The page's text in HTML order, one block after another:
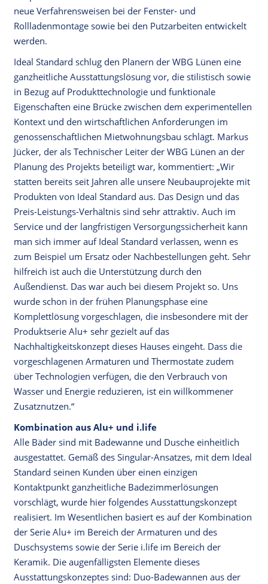
neue Verfahrensweisen bei der Fenster- und
Rollladenmontage sowie bei den Putzarbeiten entwickelt
werden.
Ideal Standard schlug den Planern der WBG Lünen eine
ganzheitliche Ausstattungslösung vor, die stilistisch sowie
in Bezug auf Produkttechnologie und funktionale
Eigenschaften eine Brücke zwischen dem experimentellen
Kontext und den wirtschaftlichen Anforderungen im
genossenschaftlichen Mietwohnungsbau schlägt. Markus
Jücker, der als Technischer Leiter der WBG Lünen an der
Planung des Projekts beteiligt war, kommentiert: „Wir
statten bereits seit Jahren alle unsere Neubauprojekte mit
Produkten von Ideal Standard aus. Das Design und das
Preis-Leistungs-Verhältnis sind sehr attraktiv. Auch im
Service und der langfristigen Versorgungssicherheit kann
man sich immer auf Ideal Standard verlassen, wenn es
zum Beispiel um Ersatz oder Nachbestellungen geht. Sehr
hilfreich ist auch die Unterstützung durch den
Außendienst. Das war auch bei diesem Projekt so. Uns
wurde schon in der frühen Planungsphase eine
Komplettlösung vorgeschlagen, die insbesondere mit der
Produktserie Alu+ sehr gezielt auf das
Nachhaltigkeitskonzept dieses Hauses eingeht. Dass die
vorgeschlagenen Armaturen und Thermostate zudem
über Technologien verfügen, die den Verbrauch von
Wasser und Energie reduzieren, ist ein willkommener
Zusatznutzen.“
Kombination aus Alu+ und i.life
Alle Bäder sind mit Badewanne und Dusche einheitlich
ausgestattet. Gemäß des Singular-Ansatzes, mit dem Ideal
Standard seinen Kunden über einen einzigen
Kontaktpunkt ganzheitliche Badezimmerlösungen
vorschlägt, wurde hier folgendes Ausstattungskonzept
realisiert. Im Wesentlichen basiert es auf der Kombination
der Serie Alu+ im Bereich der Armaturen und des
Duschsystems sowie der Serie i.life im Bereich der
Keramik. Die augenfälligsten Elemente dieses
Ausstattungskonzeptes sind: Duo-Badewannen aus der